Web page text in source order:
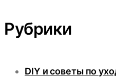
Рубрики
DIY и советы по